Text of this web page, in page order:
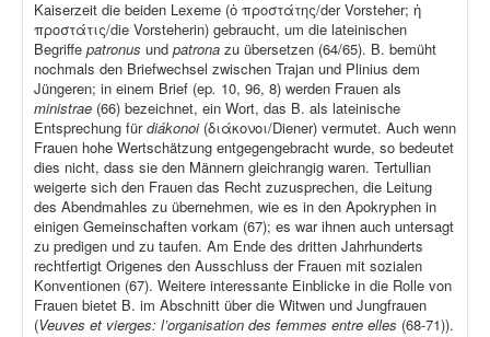
Kaiserzeit die beiden Lexeme (ὁ προστάτης/der Vorsteher; ἡ
προστάτις/die Vorsteherin) gebraucht, um die lateinischen
Begriffe patronus und patrona zu übersetzen (64/65). B. bemüht
nochmals den Briefwechsel zwischen Trajan und Plinius dem
Jüngeren; in einem Brief (ep. 10, 96, 8) werden Frauen als
ministrae (66) bezeichnet, ein Wort, das B. als lateinische
Entsprechung fürdiákonoi (διάκονοι/Diener) vermutet. Auch wenn
Frauen hohe Wertschätzung entgegengebracht wurde, so bedeutet
dies nicht, dass sie den Männern gleichrangig waren. Tertullian
weigerte sich den Frauen das Recht zuzusprechen, die Leitung
des Abendmahles zu übernehmen, wie es in den Apokryphen in
einigen Gemeinschaften vorkam (67); es war ihnen auch untersagt
zu predigen und zu taufen. Am Ende des dritten Jahrhunderts
rechtfertigt Origenes den Ausschluss der Frauen mit sozialen
Konventionen (67). Weitere interessante Einblicke in die Rolle von
Frauen bietet B. im Abschnitt über die Witwen und Jungfrauen
(Veuves et vierges: l’organisation des femmes entre elles (68-71)).